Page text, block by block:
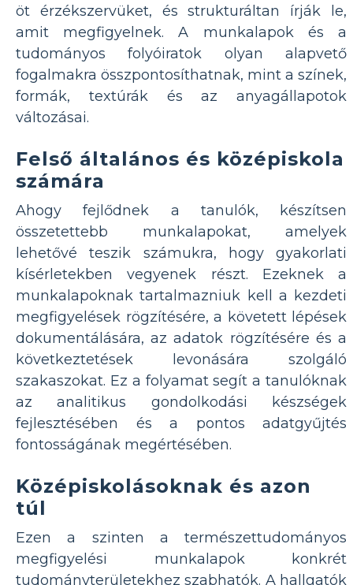
öt érzékszervüket, és strukturáltan írják le,
amit megfigyelnek. A munkalapok és a
tudományos folyóiratok olyan alapvető
fogalmakra összpontosíthatnak, mint a színek,
formák, textúrák és az anyagállapotok
változásai.
Felső általános és középiskola
számára
Ahogy fejlődnek a tanulók, készítsen
összetettebb munkalapokat, amelyek
lehetővé teszik számukra, hogy gyakorlati
kísérletekben vegyenek részt. Ezeknek a
munkalapoknak tartalmazniuk kell a kezdeti
megfigyelések rögzítésére, a követett lépések
dokumentálására, az adatok rögzítésére és a
következtetések levonására szolgáló
szakaszokat. Ez a folyamat segít a tanulóknak
az analitikus gondolkodási készségek
fejlesztésében és a pontos adatgyűjtés
fontosságának megértésében.
Középiskolásoknak és azon
túl
Ezen a szinten a természettudományos
megfigyelési munkalapok konkrét
tudományterületekhez szabhatók. A hallgatók